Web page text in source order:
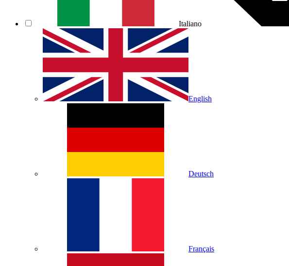
Italiano
English
Deutsch
Français